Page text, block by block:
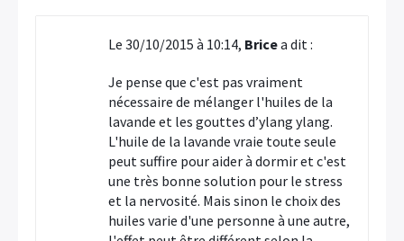
Le 30/10/2015 à 10:14, Bricea dit :
Je pense que c'est pas vraiment
nécessaire de mélanger l'huiles de la
lavande et les gouttes d’ylang ylang.
L'huile de la lavande vraie toute seule
peut suffire pour aider à dormir et c'est
une très bonne solution pour le stress
et la nervosité. Mais sinon le choix des
huiles varie d'une personne à une autre,